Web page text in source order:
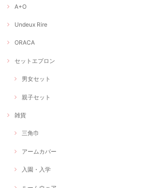
A+O
Undeux Rire
ORACA
セットエプロン
男女セット
親子セット
雑貨
三角巾
アームカバー
入園・入学